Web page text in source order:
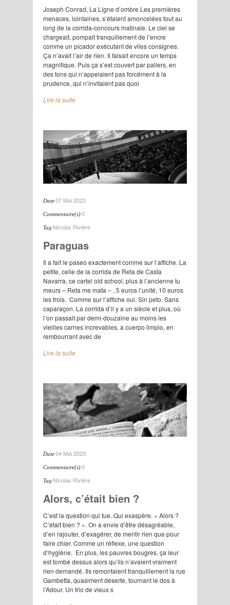
Joseph Conrad, La Ligne d’ombre Les premières
menaces, lointaines, s’étaient amoncelées tout au
long de la corrida-concours matinale. Le ciel se
chargeait, pompait tranquillement de l’encre
comme un picador exécutant de viles consignes.
Ça n’avait l’air de rien. Il faisait encore un temps
magnifique. Puis ça s’est couvert par paliers, en
des tons qui n’appelaient pas forcément à la
prudence, qui n’invitaient pas quoi
Lire la suite
Date07 Mai 2023
Commentaire(s)0
Tag Nicolas Rivière
Paraguas
Il a fait le paseo exactement comme sur l’affiche. La
petite, celle de la corrida de Reta de Casta
Navarra, ce cartel old school, plus à l’ancienne tu
meurs – Reta me mata – , 5 euros l’unité, 10 euros
les trois. Comme sur l’affiche oui. Sin peto. Sans
caparaçon. La corrida d’il y a un siècle et plus, où
l’on passait par demi-douzaine au moins les
vieilles carnes increvables, a cuerpo limpio, en
rembourrant avec de
Lire la suite
Date04 Mai 2023
Commentaire(s)0
Tag Nicolas Rivière
Alors, c’était bien ?
C’est la question qui tue. Qui exaspère. « Alors ?
C’était bien ? ». On a envie d’être désagréable,
d’en rajouter, d’exagérer, de mentir rien que pour
faire chier. Comme un réflexe, une question
d’hygiène. En plus, les pauvres bougres, ça leur
est tombé dessus alors qu’ils n’avaient vraiment
rien demandé. Ils remontaient tranquillement la rue
Gambetta, quasiment déserte, tournant le dos à
l’Adour. Un trio de vieux s